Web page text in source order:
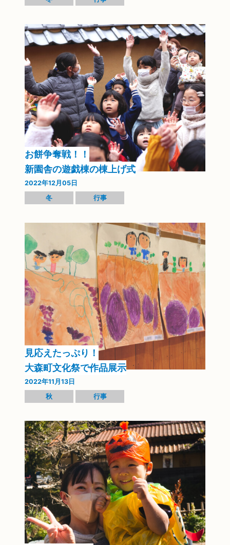
お餅争奪戦！！
新園舎の遊戯棟の棟上げ式
2022年12月05日
冬
行事
見応えたっぷり！
大森町文化祭で作品展示
2022年11月13日
秋
行事